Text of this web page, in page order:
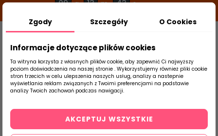
09 g 13 m 42 s
Szukaj
produktu
Strona Główna Salon / Taras Cerrad
Zgody Szczegóły O Cookies
Informacje dotyczące plików cookies
Ta witryna korzysta z własnych plików cookie, aby zapewnić Ci najwyższy
poziom doświadczenia na naszej stronie . Wykorzystujemy również pliki cookie
stron trzecich w celu ulepszenia naszych usług, analizy a nastepnie
wyświetlania reklam związanych z Twoimi preferencjami na podstawie
analizy Twoich zachowań podczas nawigacji.
AKCEPTUJ WSZYSTKIE